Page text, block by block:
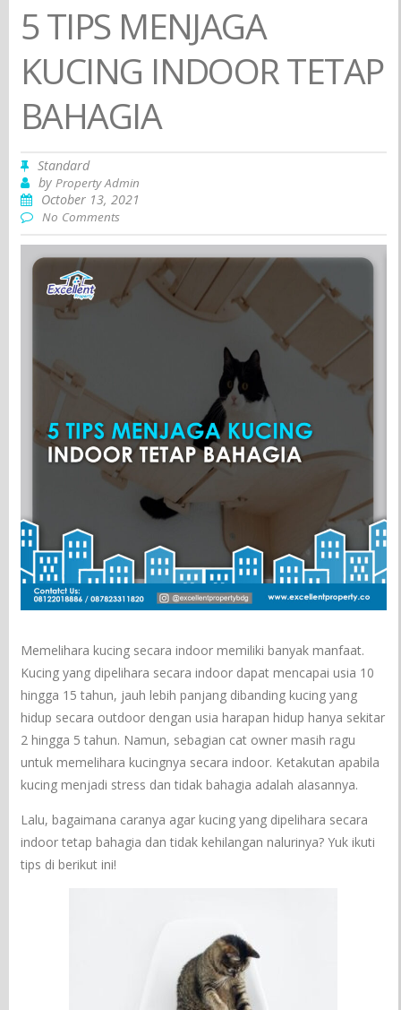
5 TIPS MENJAGA
KUCING INDOOR TETAP
BAHAGIA
Standard
byProperty Admin
October 13, 2021
No Comments
Memelihara kucing secara indoor memiliki banyak manfaat.
Kucing yang dipelihara secara indoor dapat mencapai usia 10
hingga 15 tahun, jauh lebih panjang dibanding kucing yang
hidup secara outdoor dengan usia harapan hidup hanya sekitar
2 hingga 5 tahun. Namun, sebagian cat owner masih ragu
untuk memelihara kucingnya secara indoor. Ketakutan apabila
kucing menjadi stress dan tidak bahagia adalah alasannya.
Lalu, bagaimana caranya agar kucing yang dipelihara secara
indoor tetap bahagia dan tidak kehilangan nalurinya? Yuk ikuti
tips di berikut ini!